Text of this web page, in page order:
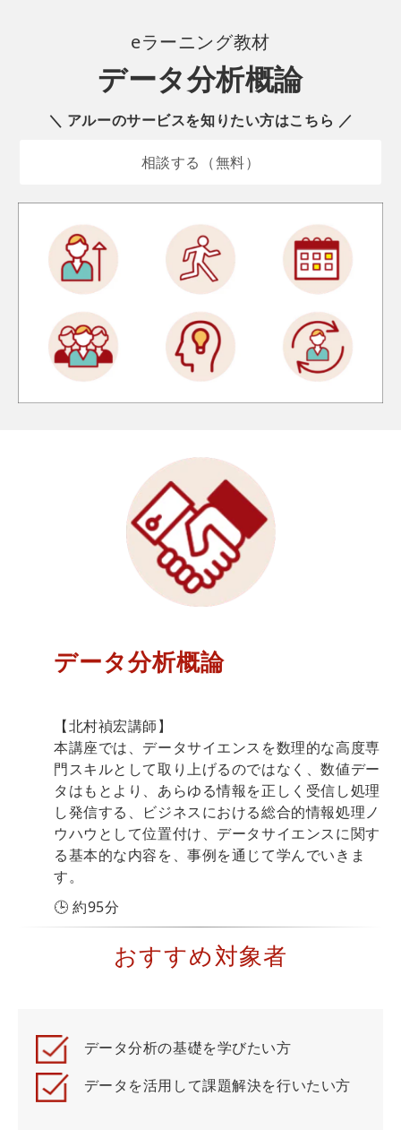
eラーニング教材
データ分析概論
＼ アルーのサービスを知りたい方はこちら ／
相談する（無料）
データ分析概論
【北村禎宏講師】
本講座では、データサイエンスを数理的な高度専
門スキルとして取り上げるのではなく、数値デー
タはもとより、あらゆる情報を正しく受信し処理
し発信する、ビジネスにおける総合的情報処理ノ
ウハウとして位置付け、データサイエンスに関す
る基本的な内容を、事例を通じて学んでいきま
す。
🕒 約95分
おすすめ対象者
データ分析の基礎を学びたい方
データを活用して課題解決を行いたい方